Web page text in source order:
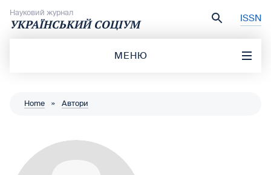
Науковий журнал
УКРАЇНСЬКИЙ СОЦІУМ ISSN
МЕНЮ
Home » Автори